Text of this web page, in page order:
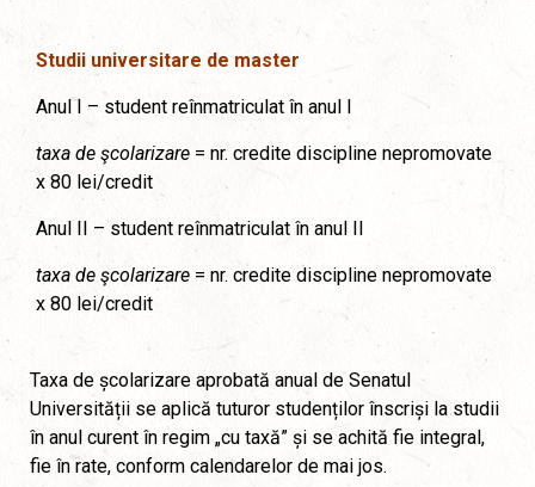
Studii universitare de master
Anul I – student reînmatriculat în anul I
taxa de şcolarizare = nr. credite discipline nepromovate
x 80 lei/credit
Anul II – student reînmatriculat în anul II
taxa de şcolarizare = nr. credite discipline nepromovate
x 80 lei/credit
Taxa de școlarizare aprobată anual de Senatul
Universității se aplică tuturor studenților înscriși la studii
în anul curent în regim „cu taxă” și se achită fie integral,
fie în rate, conform calendarelor de mai jos.